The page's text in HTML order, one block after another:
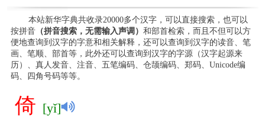
本站新华字典共收录20000多个汉字，可以直接搜索，也可以
按拼音（拼音搜索，无需输入声调） 和部首检索，而且不但可以方
便地查询到汉字的字意和相关解释，还可以查询到汉字的读音、笔
画、笔顺、部首等，此外还可以查询到汉字的字源（汉字起源来
历）、真人发音、注音、五笔编码、仓颉编码、郑码、Unicode编
码、四角号码等等。
倚 [yǐ]